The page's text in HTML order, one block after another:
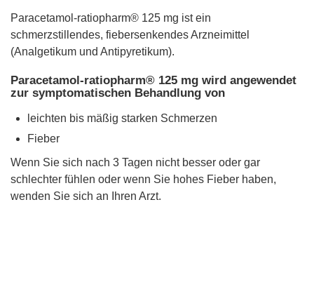
Paracetamol-ratiopharm® 125 mg ist ein
schmerzstillendes, fiebersenkendes Arzneimittel
(Analgetikum und Antipyretikum).
Paracetamol-ratiopharm® 125 mg wird angewendet
zur symptomatischen Behandlung von
leichten bis mäßig starken Schmerzen
Fieber
Wenn Sie sich nach 3 Tagen nicht besser oder gar
schlechter fühlen oder wenn Sie hohes Fieber haben,
wenden Sie sich an Ihren Arzt.